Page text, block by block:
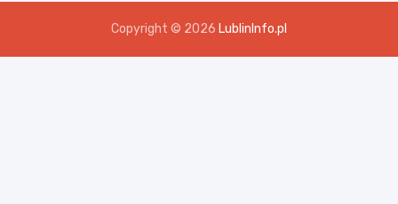
Copyright © 2026 LublinInfo.pl